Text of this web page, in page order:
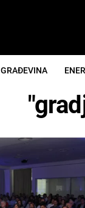
GRAĐEVINA